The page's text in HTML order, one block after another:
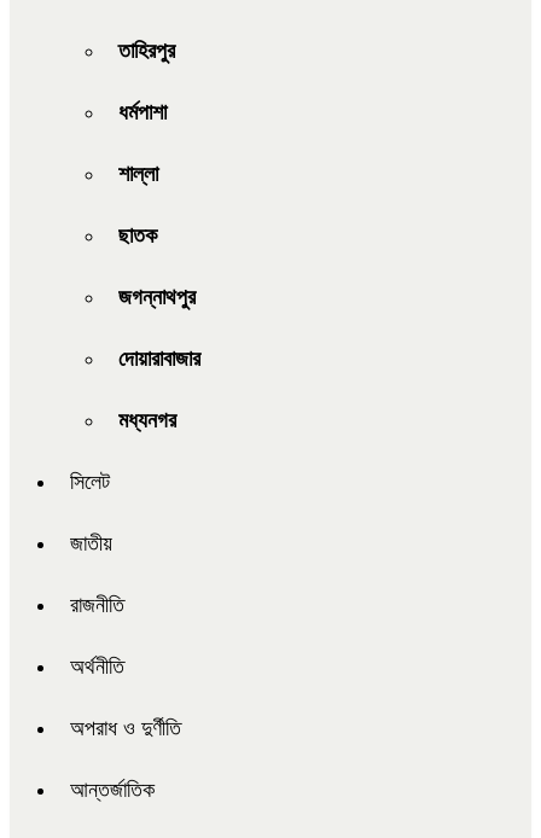
তাহিরপুর
ধর্মপাশা
শাল্লা
ছাতক
জগন্নাথপুর
দোয়ারাবাজার
মধ্যনগর
সিলেট
জাতীয়
রাজনীতি
অর্থনীতি
অপরাধ ও দুর্ণীতি
আন্তর্জাতিক